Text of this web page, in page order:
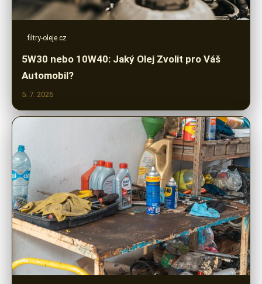
filtry-oleje.cz
5W30 nebo 10W40: Jaký Olej Zvolit pro Váš
Automobil?
5. 7. 2026